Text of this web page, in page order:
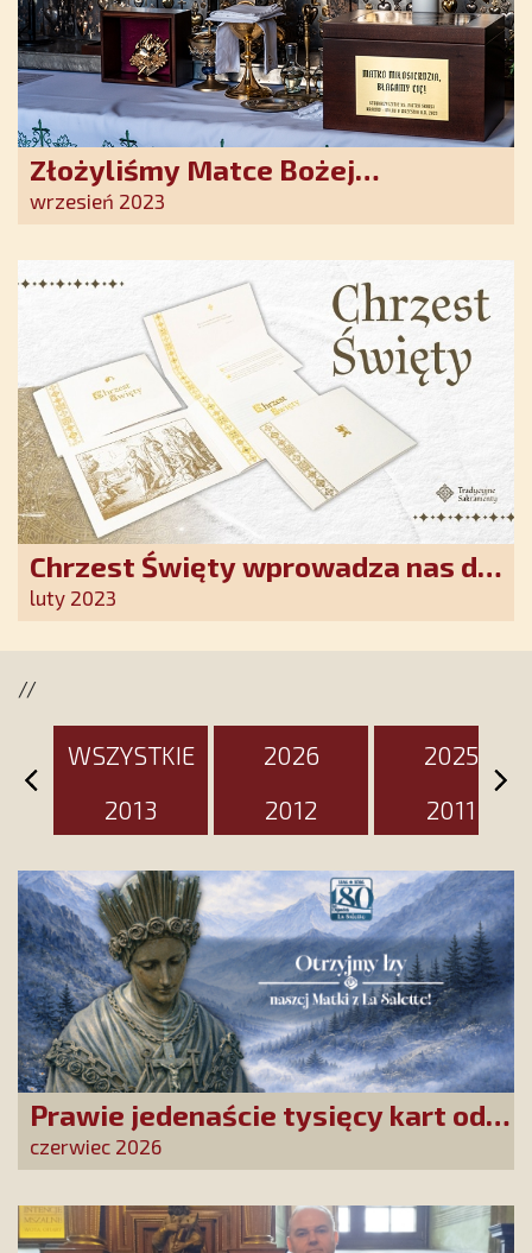
Złożyliśmy Matce Bożej
Ostrobramskiej pozłacane wotum
wrzesień 2023
Chrzest Święty wprowadza nas do
wspólnoty Kościoła. Nasz pakiet
luty 2023
//
WSZYSTKIE 2026
2025
2013
2012 2011
Prawie jedenaście tysięcy kart od
Przyjaciół Stowarzyszenia
złożonych w La Salette!
czerwiec 2026